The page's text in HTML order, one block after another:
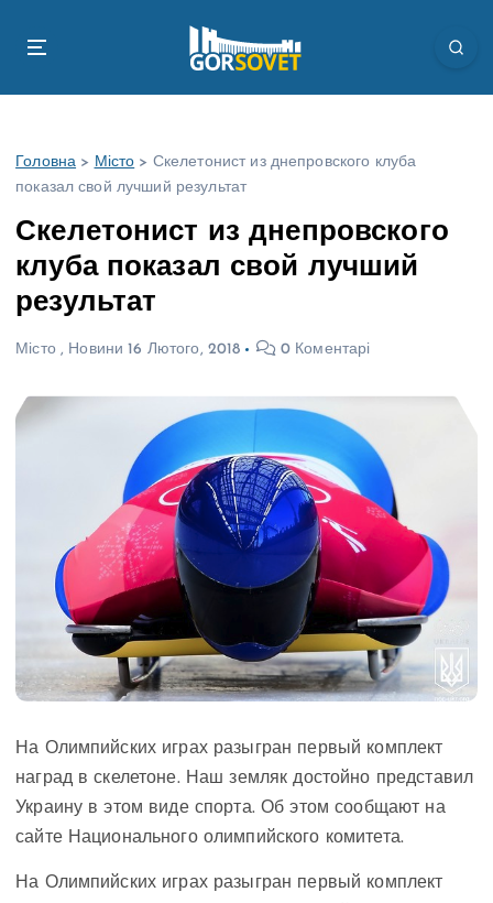
Головна > Місто > Скелетонист из днепровского клуба
показал свой лучший результат
Скелетонист из днепровского
клуба показал свой лучший
результат
Місто, Новини 16 Лютого, 2018 0 Коментарі
На Олимпийских играх разыгран первый комплект
наград в скелетоне. Наш земляк достойно представил
Украину в этом виде спорта. Об этом сообщают на
сайте Национального олимпийского комитета.
На Олимпийских играх разыгран первый комплект